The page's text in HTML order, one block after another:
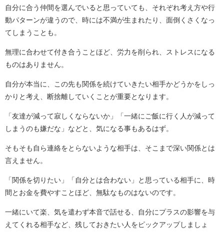
自分に合う仲間を選んでいると思っていても、それぞれ考え方や行
動パターンが違うので、時には不満が生まれたり、面倒くさくなっ
てしまうことも。
無理に合わせて付き合うことほど、労力を削られ、ストレスになる
ものはありません。
自分が本当に、この先も関係を続けていきたい相手かどうかをしっ
かりと考え、断捨離していくことが重要となります。
「友達が減って寂しくならないか」「一緒にご飯に行く人が減って
しまうのも嫌だな」などと、気になる事もあるはず。
そもそも自ら連絡をとらないような相手は、そこまで深い関係とは
言えません。
「関係を切りたい」「自分とは合わない」と思っている相手に、時
間とお金を費やすことほど、無駄なものはないのです。
一緒にいて楽、気を遣わず本音で話せる、自分にプラスの影響を与
えてくれる相手など、残しておきたい人をピックアップしましょ